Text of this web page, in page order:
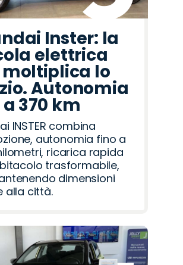
Inster: la
elettrica
moltiplica lo
Autonomia
370 km
INSTER combina
autonomia fino a
ricarica rapida
trasformabile,
dimensioni
alla città.